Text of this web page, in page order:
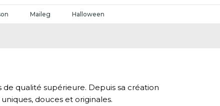
Maileg Halloween
qualité supérieure. Depuis sa création
douces et originales.